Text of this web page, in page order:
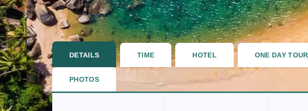
DETAILS TIME HOTEL ONE DAY TOUR
PHOTOS